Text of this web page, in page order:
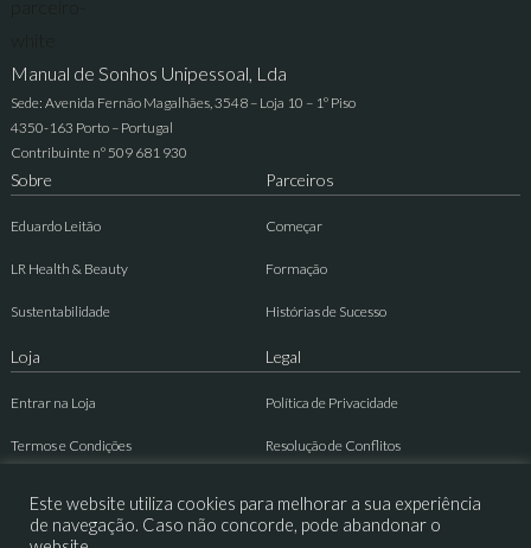
Manual de Sonhos Unipessoal, Lda
Sede: Avenida Fernão Magalhães, 3548 – Loja 10 – 1º Piso
4350-163 Porto – Portugal
Contribuinte nº 509 681 930
Sobre
Eduardo Leitão
LR Health & Beauty
Sustentabilidade
Parceiros
Começar
Formação
Histórias de Sucesso
Loja
Entrar na Loja
Termos e Condições
Legal
Política de Privacidade
Resolução de Conflitos
Este website utiliza cookies para melhorar a sua experiência
de navegação. Caso não concorde, pode abandonar o